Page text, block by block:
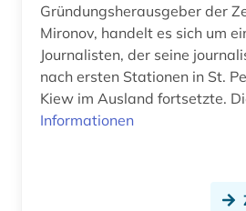
baden-württemberg (1)
balkanromanistik (1)
baltikum (1)
Kanada (1)
Korea (1)
Litauen (1)
Gründungsherausgeber der
Mironov, handelt es sich um
Journalisten, der seine
nach ersten Stationen in St.
Kiew im Ausland fortsetzte.
Informationen